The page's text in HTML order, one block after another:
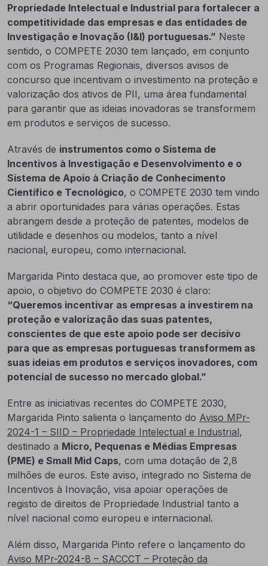
Propriedade Intelectual e Industrial para fortalecer a
competitividade das empresas e das entidades de
Investigação e Inovação (I&I) portuguesas.” Neste
sentido, o COMPETE 2030 tem lançado, em conjunto
com os Programas Regionais, diversos avisos de
concurso que incentivam o investimento na proteção e
valorização dos ativos de PII, uma área fundamental
para garantir que as ideias inovadoras se transformem
em produtos e serviços de sucesso.
Através de instrumentos como o Sistema de
Incentivos à Investigação e Desenvolvimento e o
Sistema de Apoio à Criação de Conhecimento
Científico e Tecnológico, o COMPETE 2030 tem vindo
a abrir oportunidades para várias operações. Estas
abrangem desde a proteção de patentes, modelos de
utilidade e desenhos ou modelos, tanto a nível
nacional, europeu, como internacional.
Margarida Pinto destaca que, ao promover este tipo de
apoio, o objetivo do COMPETE 2030 é claro:
“Queremos incentivar as empresas a investirem na
proteção e valorização das suas patentes,
conscientes de que este apoio pode ser decisivo
para que as empresas portuguesas transformem as
suas ideias em produtos e serviços inovadores, com
potencial de sucesso no mercado global.”
Entre as iniciativas recentes do COMPETE 2030,
Margarida Pinto salienta o lançamento do Aviso MPr-
2024-1 – SIID – Propriedade Intelectual e Industrial,
destinado a Micro, Pequenas e Médias Empresas
(PME) e Small Mid Caps, com uma dotação de 2,8
milhões de euros. Este aviso, integrado no Sistema de
Incentivos à Inovação, visa apoiar operações de
registo de direitos de Propriedade Industrial tanto a
nível nacional como europeu e internacional.
Além disso, Margarida Pinto refere o lançamento do
Aviso MPr-2024-8 – SACCCT – Proteção da